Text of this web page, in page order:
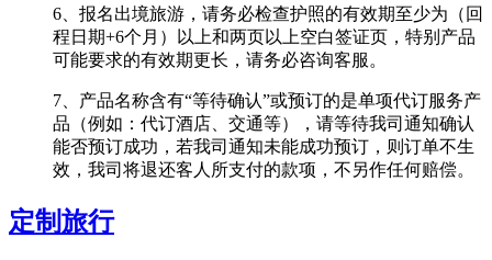
6、报名出境旅游，请务必检查护照的有效期至少为（回
程日期+6个月）以上和两页以上空白签证页，特别产品
可能要求的有效期更长，请务必咨询客服。
7、产品名称含有“等待确认”或预订的是单项代订服务产
品（例如：代订酒店、交通等），请等待我司通知确认
能否预订成功，若我司通知未能成功预订，则订单不生
效，我司将退还客人所支付的款项，不另作任何赔偿。
定制旅行